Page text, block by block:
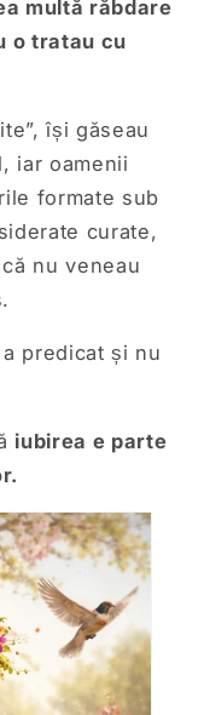
multă răbdare
o tratau cu
își găseau
iar oamenii
formate sub
curate,
nu veneau
predicat și nu
iubirea e parte